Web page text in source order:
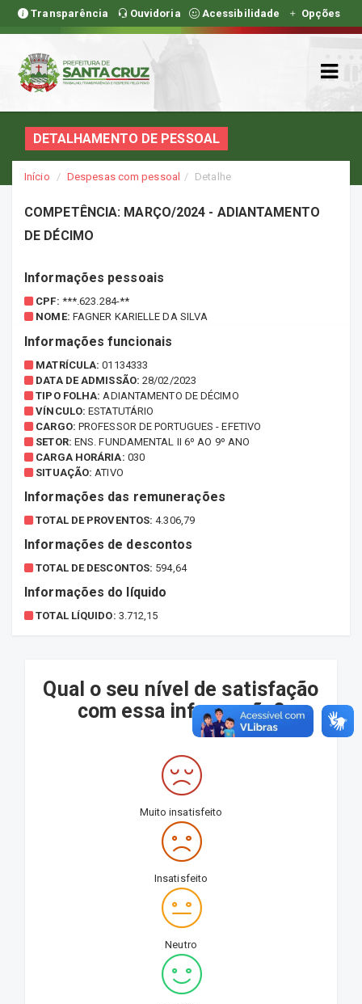
Transparência Ouvidoria Acessibilidade Opções
DETALHAMENTO DE PESSOAL
Início Despesas com pessoal Detalhe
COMPETÊNCIA: MARÇO/2024 - ADIANTAMENTO
DE DÉCIMO
Informações pessoais
CPF: ***.623.284-**
NOME: FAGNER KARIELLE DA SILVA
Informações funcionais
MATRÍCULA:01134333
DATA DE ADMISSÃO:28/02/2023
TIPO FOLHA: ADIANTAMENTO DE DÉCIMO
VÍNCULO: ESTATUTÁRIO
CARGO: PROFESSOR DE PORTUGUES - EFETIVO
SETOR: ENS. FUNDAMENTAL II 6º AO 9º ANO
CARGA HORÁRIA: 030
SITUAÇÃO: ATIVO
Informações das remunerações
TOTAL DE PROVENTOS: 4.306,79
Informações de descontos
TOTAL DE DESCONTOS: 594,64
Informações do líquido
TOTAL LÍQUIDO: 3.712,15
Qual o seu nível de satisfação
com essa informação?
Muito insatisfeito
Insatisfeito
Neutro